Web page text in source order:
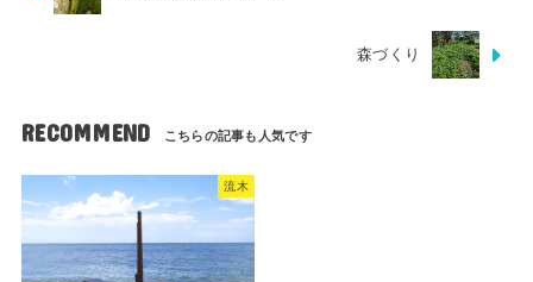
森づくり
RECOMMEND
流木